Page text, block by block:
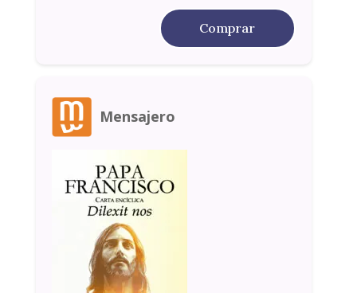
Comprar
Mensajero